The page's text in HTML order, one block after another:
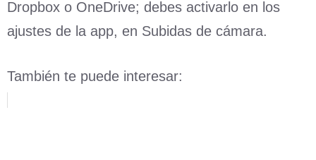
Dropbox o OneDrive; debes activarlo en los
ajustes de la app, en Subidas de cámara.
También te puede interesar: